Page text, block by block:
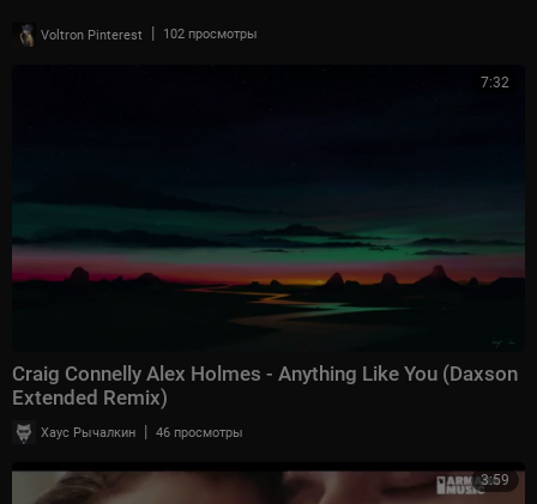
Voltron Pinterest | 102 просмотры
7:32
Craig Connelly Alex Holmes - Anything Like You (Daxson
Extended Remix)
Хаус Рычалкин | 46 просмотры
3:59